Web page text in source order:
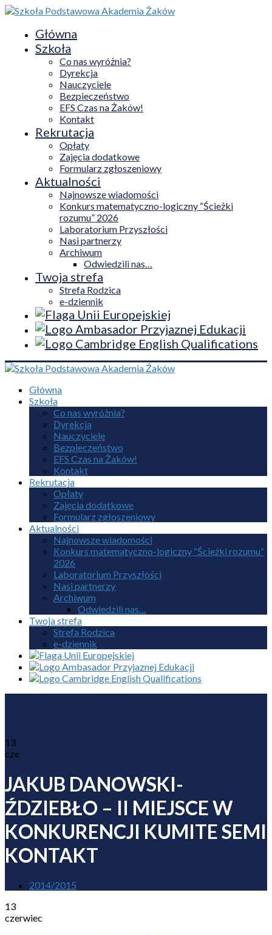
Główna
Szkoła
Co nas wyróżnia?
Dyrekcja
Nauczyciele
Bezpieczeństwo
EFS Czas na Żaków!
Kontakt
Rekrutacja
Opłaty
Zajęcia dodatkowe
Formularz zgłoszeniowy
Aktualności
Najnowsze wiadomości
Konkurs matematyczno-logiczny “Ścieżki
rozumu” 2026
Laboratorium Przyszłości
Nasi partnerzy
Archiwum
Odwiedzili nas…
Twoja strefa
Strefa Rodzica
e-dziennik
Główna
Szkoła
Co nas wyróżnia?
Dyrekcja
Nauczyciele
Bezpieczeństwo
EFS Czas na Żaków!
Kontakt
Rekrutacja
Opłaty
Zajęcia dodatkowe
Formularz zgłoszeniowy
Aktualności
Najnowsze wiadomości
Konkurs matematyczno-logiczny “Ścieżki rozumu”
2026
Laboratorium Przyszłości
Nasi partnerzy
Archiwum
Odwiedzili nas…
Twoja strefa
Strefa Rodzica
e-dziennik
13
cze
JAKUB DANOWSKI-
ŹDZIEBŁO – II MIEJSCE W
KONKURENCJI KUMITE SEMI
KONTAKT
2014/2015
13
czerwiec